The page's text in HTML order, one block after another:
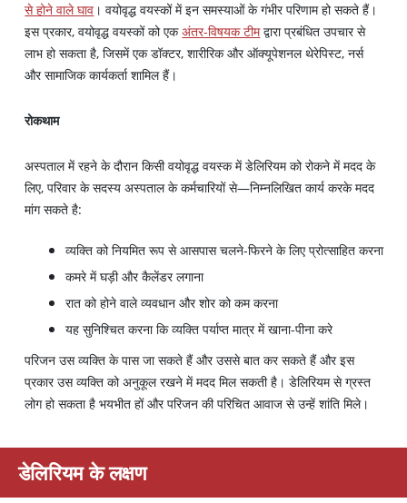
से होने वाले घाव । वयोवृद्ध वयस्कों में इन समस्याओं के गंभीर परिणाम हो सकते हैं।
इस प्रकार, वयोवृद्ध वयस्कों को एकअंतर-विषयक टीमद्वारा प्रबंधित उपचार से
लाभ हो सकता है, जिसमें एक डॉक्टर, शारीरिक और ऑक्यूपेशनल थेरेपिस्ट, नर्स
और सामाजिक कार्यकर्ता शामिल हैं।
रोकथाम
अस्पताल में रहने के दौरान किसी वयोवृद्ध वयस्क में डेलिरियम को रोकने में मदद के
लिए, परिवार के सदस्य अस्पताल के कर्मचारियों से—निम्नलिखित कार्य करके मदद
मांग सकते है:
व्यक्ति को नियमित रूप से आसपास चलने-फिरने के लिए प्रोत्साहित करना
कमरे में घड़ी और कैलेंडर लगाना
रात को होने वाले व्यवधान और शोर को कम करना
यह सुनिश्चित करना कि व्यक्ति पर्याप्त मात्र में खाना-पीना करे
परिजन उस व्यक्ति के पास जा सकते हैं और उससे बात कर सकते हैं और इस
प्रकार उस व्यक्ति को अनुकूल रखने में मदद मिल सकती है। डेलिरियम से ग्रस्त
लोग हो सकता है भयभीत हों और परिजन की परिचित आवाज से उन्हें शांति मिले।
डेलिरियम के लक्षण